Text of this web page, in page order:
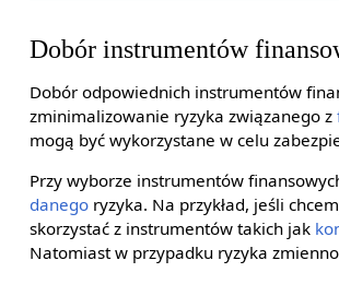
Dobór instrumentów
Dobór odpowiednich instrumentów
zminimalizowanie ryzyka związanego z
mogą być wykorzystane w celu
Przy wyborze instrumentów
danego ryzyka. Na przykład, jeśli
skorzystać z instrumentów takich jak
Natomiast w przypadku ryzyka